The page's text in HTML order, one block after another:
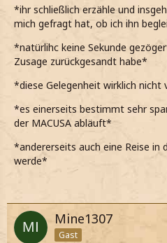
*ihr schließlich erzähle und
mich gefragt hat, ob ich ihn
*natürlihc keine Sekunde
Zusage zurückgesandt habe*
*diese Gelegenheit wirklich
*es einerseits bestimmt sehr
der MACUSA abläuft*
*andererseits auch eine Reise in
werde*
Mine1307
Gast